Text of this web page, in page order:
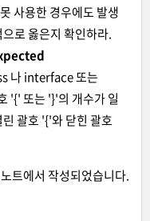
사용한 경우에도 발생
로 옳은지 확인하라.
나 interface 또는
'{' 또는 '}'의 개수가 일
괄호 '{'와 닫힌 괄호
트에서 작성되었습니다.